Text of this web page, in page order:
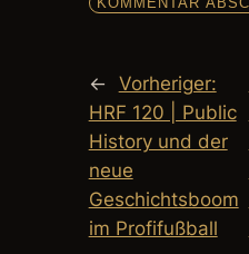
←
Vorheriger:
HRF 120 | Public
History und der
neue
Geschichtsboom
im Profifußball